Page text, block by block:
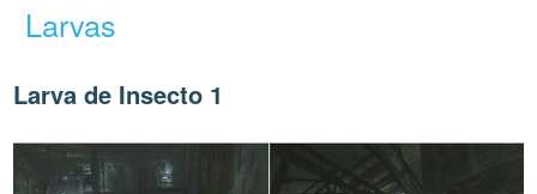
Larvas
Larva de Insecto 1